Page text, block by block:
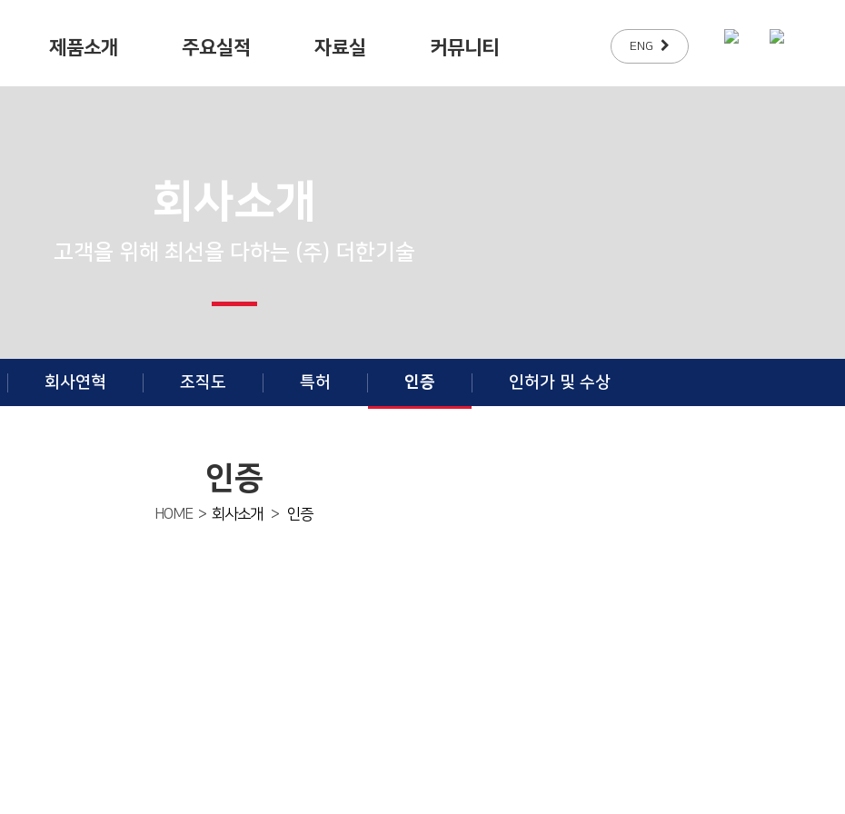
ENG
제품소개 주요실적 자료실 커뮤니티
회사소개
고객을 위해 최선을 다하는 (주) 더한기술
회사연혁 조직도 특허 인증 인허가 및 수상
인증
HOME > 회사소개 > 인증